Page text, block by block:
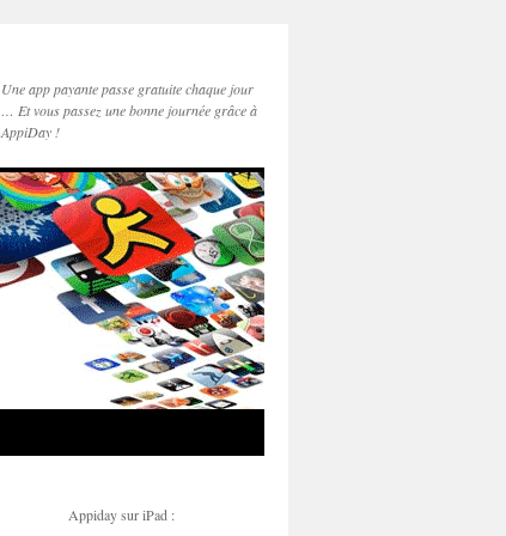
Une app payante passe gratuite chaque jour
… Et vous passez une bonne journée grâce à
AppiDay !
Appiday sur iPad :